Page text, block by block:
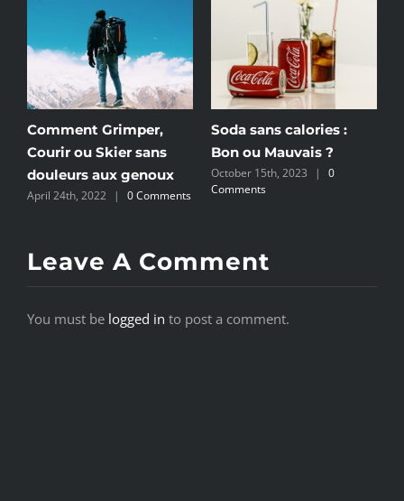
Comment Grimper,
Courir ou Skier sans
douleurs aux genoux
April 24th, 2022 | 0 Comments
Soda sans calories :
Bon ou Mauvais ?
October 15th, 2023 |
0
Comments
Leave A Comment
You must be logged in to post a comment.